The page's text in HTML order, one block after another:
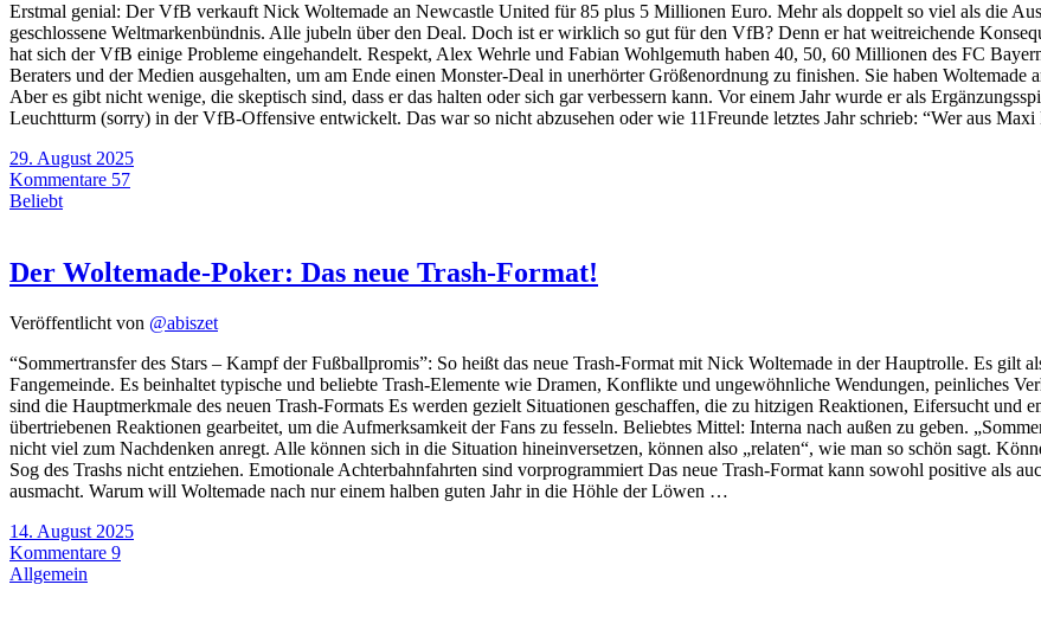
Erstmal genial: Der VfB verkauft Nick Woltemade an Newcastle United für 85 plus 5 Millionen Euro. Mehr als doppelt so viel als die
geschlossene Weltmarkenbündnis. Alle jubeln über den Deal. Doch ist er wirklich so gut für den VfB? Denn er hat weitreichende
hat sich der VfB einige Probleme eingehandelt. Respekt, Alex Wehrle und Fabian Wohlgemuth haben 40, 50, 60 Millionen des FC
Beraters und der Medien ausgehalten, um am Ende einen Monster-Deal in unerhörter Größenordnung zu finishen. Sie haben
Aber es gibt nicht wenige, die skeptisch sind, dass er das halten oder sich gar verbessern kann. Vor einem Jahr wurde er als
Leuchtturm (sorry) in der VfB-Offensive entwickelt. Das war so nicht abzusehen oder wie 11Freunde letztes Jahr schrieb: “Wer aus
29. August 2025
Kommentare 57
Beliebt
Der Woltemade-Poker: Das neue Trash-Format!
Veröffentlicht von @abiszet
“Sommertransfer des Stars – Kampf der Fußballpromis”: So heißt das neue Trash-Format mit Nick Woltemade in der Hauptrolle. Es gilt
Fangemeinde. Es beinhaltet typische und beliebte Trash-Elemente wie Dramen, Konflikte und ungewöhnliche Wendungen, peinliches
sind die Hauptmerkmale des neuen Trash-Formats Es werden gezielt Situationen geschaffen, die zu hitzigen Reaktionen, Eifersucht und
übertriebenen Reaktionen gearbeitet, um die Aufmerksamkeit der Fans zu fesseln. Beliebtes Mittel: Interna nach außen zu geben.
nicht viel zum Nachdenken anregt. Alle können sich in die Situation hineinversetzen, können also „relaten“, wie man so schön sagt.
Sog des Trashs nicht entziehen. Emotionale Achterbahnfahrten sind vorprogrammiert Das neue Trash-Format kann sowohl positive als
ausmacht. Warum will Woltemade nach nur einem halben guten Jahr in die Höhle der Löwen …
14. August 2025
Kommentare 9
Allgemein